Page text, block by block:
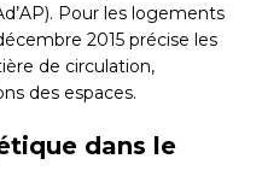
Pour les logements
2015 précise les
de circulation,
des espaces.
dans le